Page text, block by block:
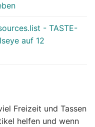
- TASTE-
auf 12
Freizeit und Tassen
helfen und wenn